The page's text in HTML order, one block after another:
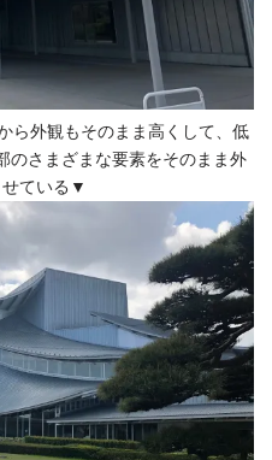
ら外観もそのまま高くして、低
のさまざまな要素をそのまま外
ている▼